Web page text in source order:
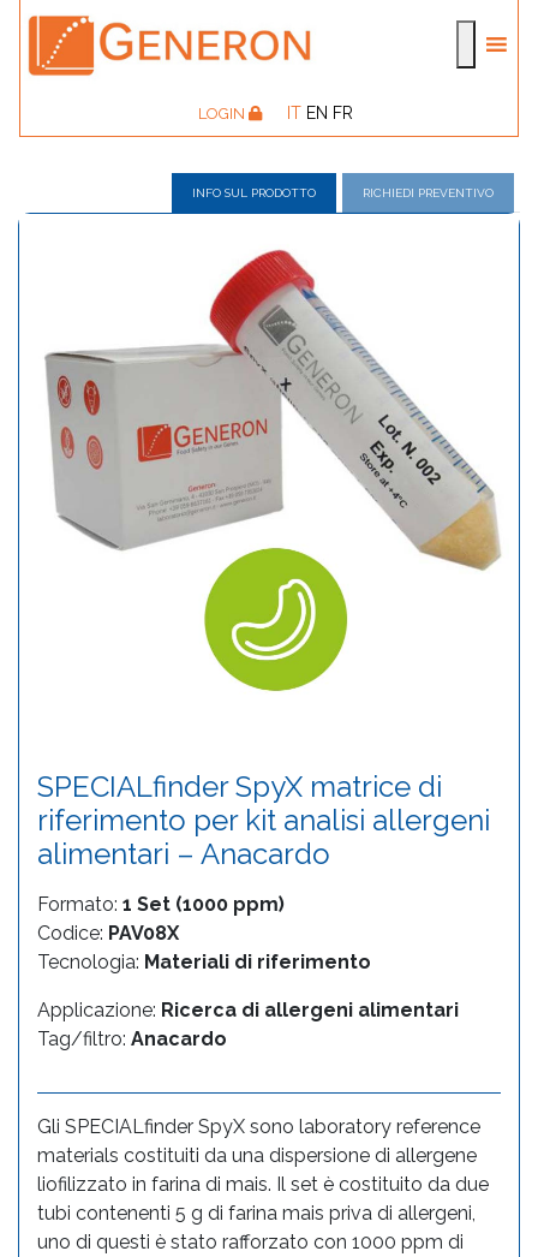
LOGIN IT EN FR
INFO SUL PRODOTTO RICHIEDI PREVENTIVO
SPECIALfinder SpyX matrice di
riferimento per kit analisi allergeni
alimentari – Anacardo
Formato: 1 Set (1000 ppm)
Codice: PAV08X
Tecnologia: Materiali di riferimento
Applicazione: Ricerca di allergeni alimentari
Tag/filtro: Anacardo
Gli SPECIALfinder SpyX sono laboratory reference
materials costituiti da una dispersione di allergene
liofilizzato in farina di mais. Il set è costituito da due
tubi contenenti 5 g di farina mais priva di allergeni,
uno di questi è stato rafforzato con 1000 ppm di